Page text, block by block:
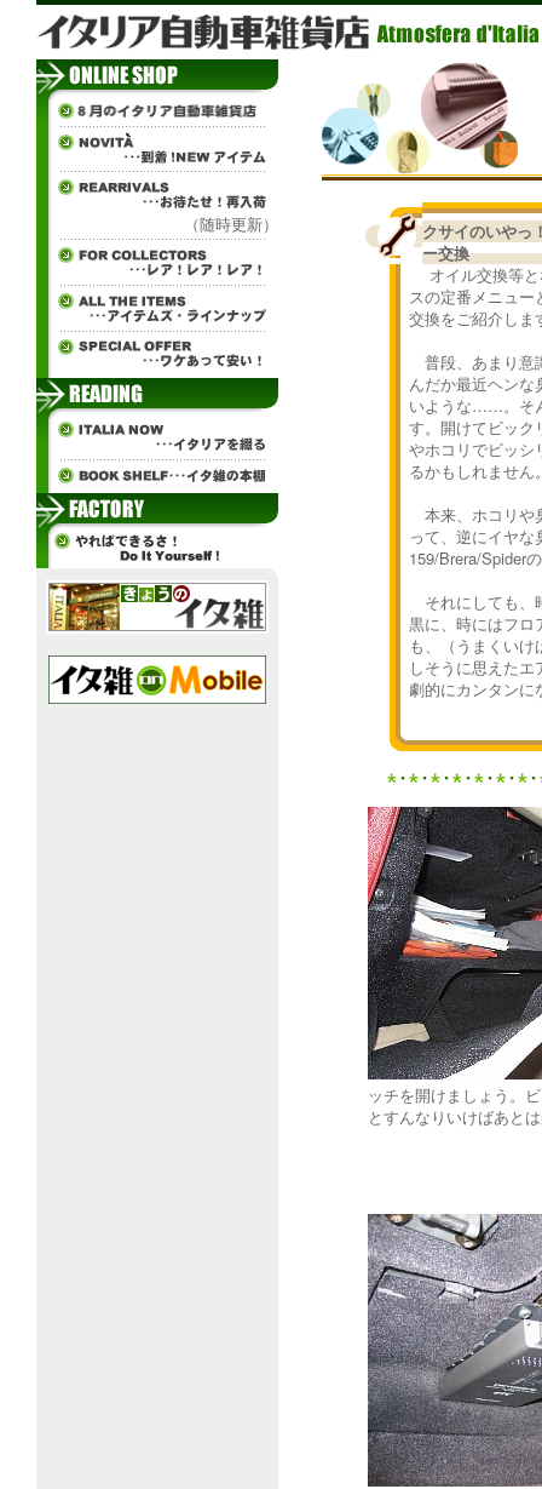
（随時更新）
クサイのいや
ー交換
オイル交換等と
スの定番メニュ
交換をご紹介しま
普段、あまり意
んだか最近ヘン
いような……。そ
す。開けてビック
やホコリでビッシ
るかもしれません
本来、ホコリや
って、逆にイヤ
159/Brera/Spider
それにしても、
黒に、時にはフロ
も、（うまくい
しそうに思えた
劇的にカンタン
ッチを開けましょう。
とすんなりいけばあと